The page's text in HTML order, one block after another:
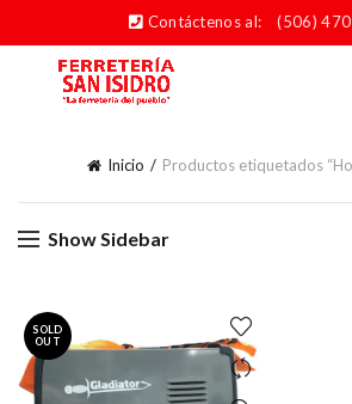
Contáctenos al: (506)
Inicio Productos etiquetados
Show Sidebar
SOLD
OUT